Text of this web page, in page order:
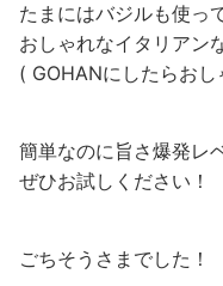
たまにはバジルも使っ
おしゃれなイタリアン
( GOHANにしたらお
簡単なのに旨さ爆発レ
ぜひお試しください！
ごちそうさまでした！